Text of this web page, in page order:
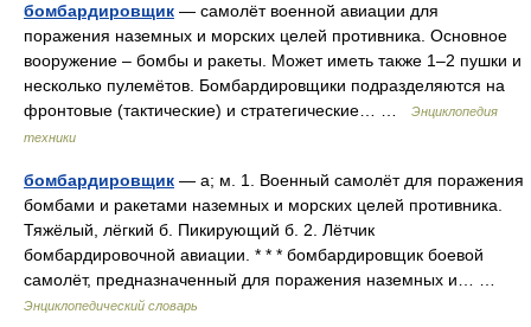
бомбардировщик — самолёт военной авиации для
поражения наземных и морских целей противника. Основное
вооружение – бомбы и ракеты. Может иметь также 1–2 пушки и
несколько пулемётов. Бомбардировщики подразделяются на
фронтовые (тактические) и стратегические… …
Энциклопедия
техники
бомбардировщик — а; м. 1. Военный самолёт для поражения
бомбами и ракетами наземных и морских целей противника.
Тяжёлый, лёгкий б. Пикирующий б. 2. Лётчик
бомбардировочной авиации. * * * бомбардировщик боевой
самолёт, предназначенный для поражения наземных и… …
Энциклопедический словарь